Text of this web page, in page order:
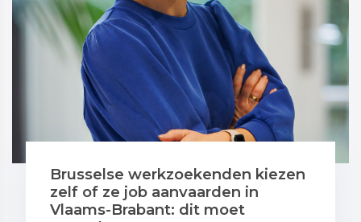
Brusselse werkzoekenden kiezen
zelf of ze job aanvaarden in
Vlaams-Brabant: dit moet